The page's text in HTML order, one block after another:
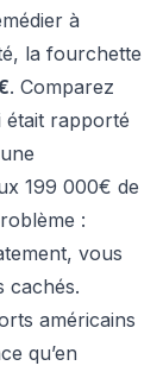
à
la fourchette
. Comparez
était rapporté
199 000€ de
:
vous
cachés.
américains
qu’en